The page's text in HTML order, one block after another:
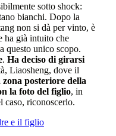
sotto shock:
bianchi. Dopo la
non si dà per vinto, è
ha già intuito che
questo unico scopo.
. Ha deciso di girarsi
Liaosheng, dove il
zona posteriore della
la foto del figlio, in
caso, riconoscerlo.
e il figlio